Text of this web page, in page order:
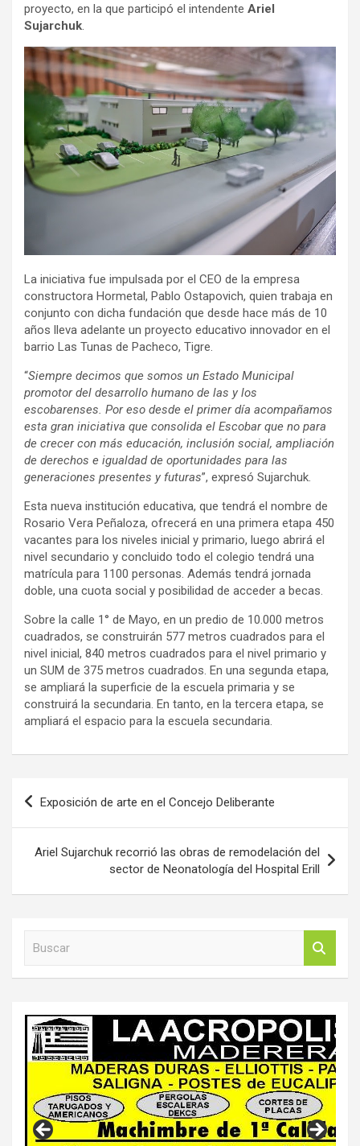
proyecto, en la que participó el intendente Ariel
Sujarchuk.
La iniciativa fue impulsada por el CEO de la empresa
constructora Hormetal, Pablo Ostapovich, quien trabaja en
conjunto con dicha fundación que desde hace más de 10
años lleva adelante un proyecto educativo innovador en el
barrio Las Tunas de Pacheco, Tigre.
“Siempre decimos que somos un Estado Municipal
promotor del desarrollo humano de las y los
escobarenses. Por eso desde el primer día acompañamos
esta gran iniciativa que consolida el Escobar que no para
de crecer con más educación, inclusión social, ampliación
de derechos e igualdad de oportunidades para las
generaciones presentes y futuras”, expresó Sujarchuk.
Esta nueva institución educativa, que tendrá el nombre de
Rosario Vera Peñaloza, ofrecerá en una primera etapa 450
vacantes para los niveles inicial y primario, luego abrirá el
nivel secundario y concluido todo el colegio tendrá una
matrícula para 1100 personas. Además tendrá jornada
doble, una cuota social y posibilidad de acceder a becas.
Sobre la calle 1° de Mayo, en un predio de 10.000 metros
cuadrados, se construirán 577 metros cuadrados para el
nivel inicial, 840 metros cuadrados para el nivel primario y
un SUM de 375 metros cuadrados. En una segunda etapa,
se ampliará la superficie de la escuela primaria y se
construirá la secundaria. En tanto, en la tercera etapa, se
ampliará el espacio para la escuela secundaria.
Navegación
de
Exposición de arte en el Concejo Deliberante
Ariel Sujarchuk recorrió las obras de remodelación del
sector de Neonatología del Hospital Erill
r